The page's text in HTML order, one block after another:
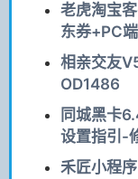
老虎淘宝
东券+PC
相亲交友
OD1486
同城黑卡
设置指引-
禾匠小程